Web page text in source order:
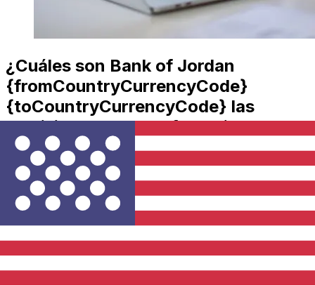
¿Cuáles son Bank of Jordan
{fromCountryCurrencyCode}
{toCountryCurrencyCode} las
comisiones de transferencia?
Bank of Jordan costos de transferencia internacional de
dinero de JOD a USD dependen de factores como el
importe de la transferencia. Normalmente, las
transferencias más grandes conllevan comisiones más
bajas y mejores tipos de cambio. Consulta la tabla
comparativa para comparar Bank of Jordan comisiones
con Xe.
¿Por qué transferir con Xe en lugar